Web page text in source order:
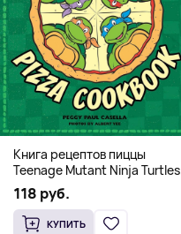
Книга рецептов пиццы
Teenage Mutant Ninja Turtles
Pizza Cookbook (На
английском)
118 руб.
КУПИТЬ